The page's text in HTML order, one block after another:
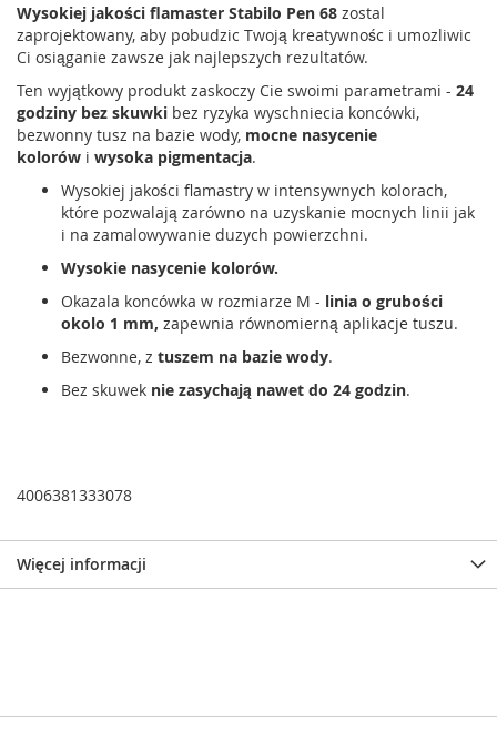
Wysokiej jakości flamaster Stabilo Pen 68 zostal
zaprojektowany, aby pobudzic Twoją kreatywnośc i umozliwic
Ci osiąganie zawsze jak najlepszych rezultatów.
Ten wyjątkowy produkt zaskoczy Cie swoimi parametrami - 24
godziny bez skuwki bez ryzyka wyschniecia koncówki,
bezwonny tusz na bazie wody, mocne nasycenie
kolorów i wysoka pigmentacja.
Wysokiej jakości flamastry w intensywnych kolorach,
które pozwalają zarówno na uzyskanie mocnych linii jak
i na zamalowywanie duzych powierzchni.
Wysokie nasycenie kolorów.
Okazala koncówka w rozmiarze M - linia o grubości
okolo 1 mm, zapewnia równomierną aplikacje tuszu.
Bezwonne, z tuszem na bazie wody.
Bez skuwek nie zasychają nawet do 24 godzin.
4006381333078
Więcej informacji